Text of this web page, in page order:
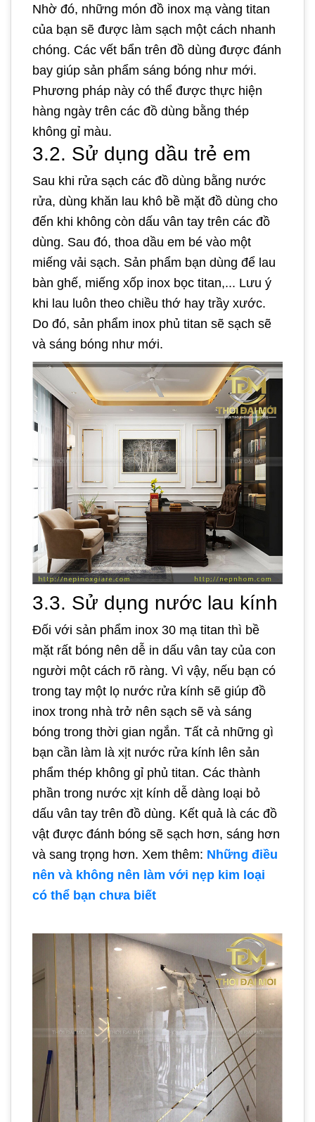
Nhờ đó, những món đồ inox mạ vàng titan
của bạn sẽ được làm sạch một cách nhanh
chóng. Các vết bẩn trên đồ dùng được đánh
bay giúp sản phẩm sáng bóng như mới.
Phương pháp này có thể được thực hiện
hàng ngày trên các đồ dùng bằng thép
không gỉ màu.
3.2. Sử dụng dầu trẻ em
Sau khi rửa sạch các đồ dùng bằng nước
rửa, dùng khăn lau khô bề mặt đồ dùng cho
đến khi không còn dấu vân tay trên các đồ
dùng. Sau đó, thoa dầu em bé vào một
miếng vải sạch. Sản phẩm bạn dùng để lau
bàn ghế, miếng xốp inox bọc titan,... Lưu ý
khi lau luôn theo chiều thớ hay trầy xước.
Do đó, sản phẩm inox phủ titan sẽ sạch sẽ
và sáng bóng như mới.
3.3. Sử dụng nước lau kính
Đối với sản phẩm inox 30 mạ titan thì bề
mặt rất bóng nên dễ in dấu vân tay của con
người một cách rõ ràng. Vì vậy, nếu bạn có
trong tay một lọ nước rửa kính sẽ giúp đồ
inox trong nhà trở nên sạch sẽ và sáng
bóng trong thời gian ngắn. Tất cả những gì
bạn cần làm là xịt nước rửa kính lên sản
phẩm thép không gỉ phủ titan. Các thành
phần trong nước xịt kính dễ dàng loại bỏ
dấu vân tay trên đồ dùng. Kết quả là các đồ
vật được đánh bóng sẽ sạch hơn, sáng hơn
và sang trọng hơn. Xem thêm: Những điều
nên và không nên làm với nẹp kim loại
có thể bạn chưa biết